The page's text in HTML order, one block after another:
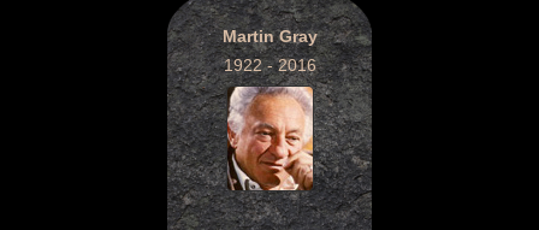
Martin Gray
1922 - 2016